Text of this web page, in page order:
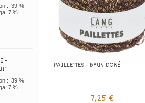
: 39 %
7 %...
-
: 39 %
7 %...
PAILLETTES - BRUN DORÉ
7,25 €